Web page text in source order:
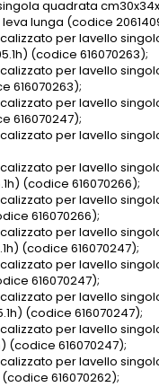
quadrata
lunga (codice
per lavello
(codice 616070263);
per lavello
616070263);
per lavello
616070247);
per lavello
per lavello
(codice 616070266);
per lavello
616070266);
per lavello
(codice 616070247);
per lavello
616070247);
per lavello
(codice 616070247);
per lavello
(codice 616070247);
per lavello
616070262);